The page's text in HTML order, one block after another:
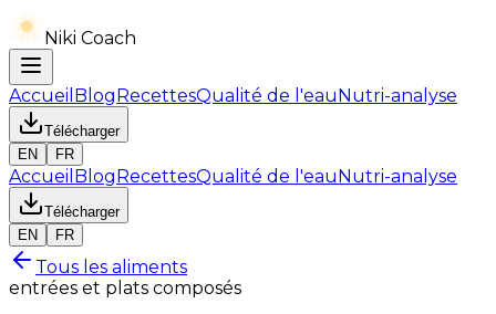
Niki Coach
Accueil BlogRecettesQualité de l'eauNutri-analyse
Télécharger
EN
FR
Accueil BlogRecettesQualité de l'eauNutri-analyse
Télécharger
EN
FR
Tous les aliments
entrées et plats composés